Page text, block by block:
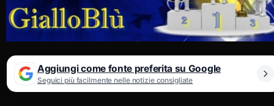
Aggiungi come fonte preferita su Google
Seguici più facilmente nelle notizie consigliate